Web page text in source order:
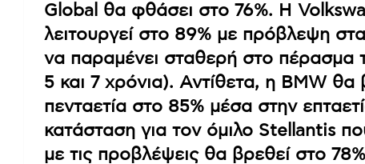
Global θα φθάσει στο 76%. Η
λειτουργεί στο 89% με πρόβλεψη
να παραμένει σταθερή στο πέρασμα
5 και 7 χρόνια). Αντίθετα, η BMW
πενταετία στο 85% μέσα στην
κατάσταση για τον όμιλο Stellantis
με τις προβλέψεις θα βρεθεί στο